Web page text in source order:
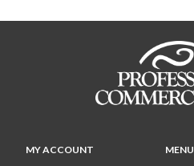
MY ACCOUNT MENU